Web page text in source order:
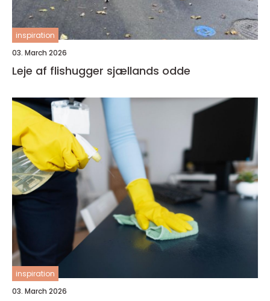
inspiration
03. March 2026
Leje af flishugger sjællands odde
inspiration
03. March 2026